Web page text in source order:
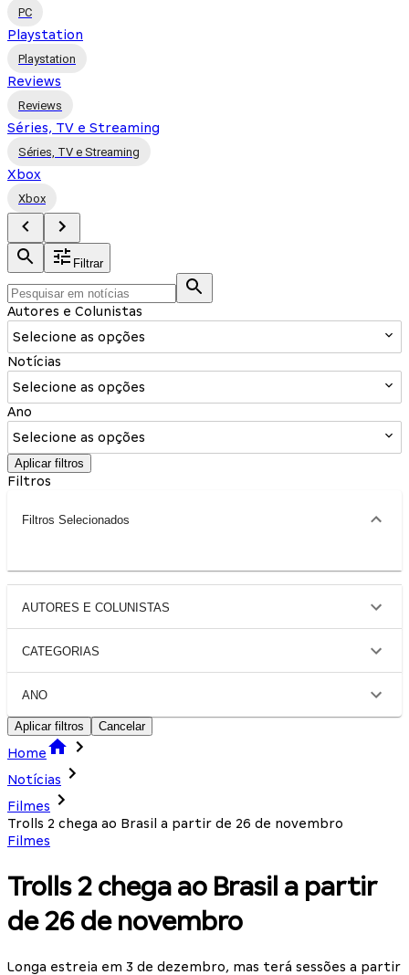
PC
Playstation
Playstation
Reviews
Reviews
Séries, TV e Streaming
Séries, TV e Streaming
Xbox
Xbox
Filtrar
Autores e Colunistas
Selecione as opções
Notícias
Selecione as opções
Ano
Selecione as opções
Aplicar filtros
Filtros
Filtros Selecionados
AUTORES E COLUNISTAS
CATEGORIAS
ANO
Aplicar filtros Cancelar
Home
Notícias
Filmes
Trolls 2 chega ao Brasil a partir de 26 de novembro
Filmes
Trolls 2 chega ao Brasil a partir
de 26 de novembro
Longa estreia em 3 de dezembro, mas terá sessões a partir